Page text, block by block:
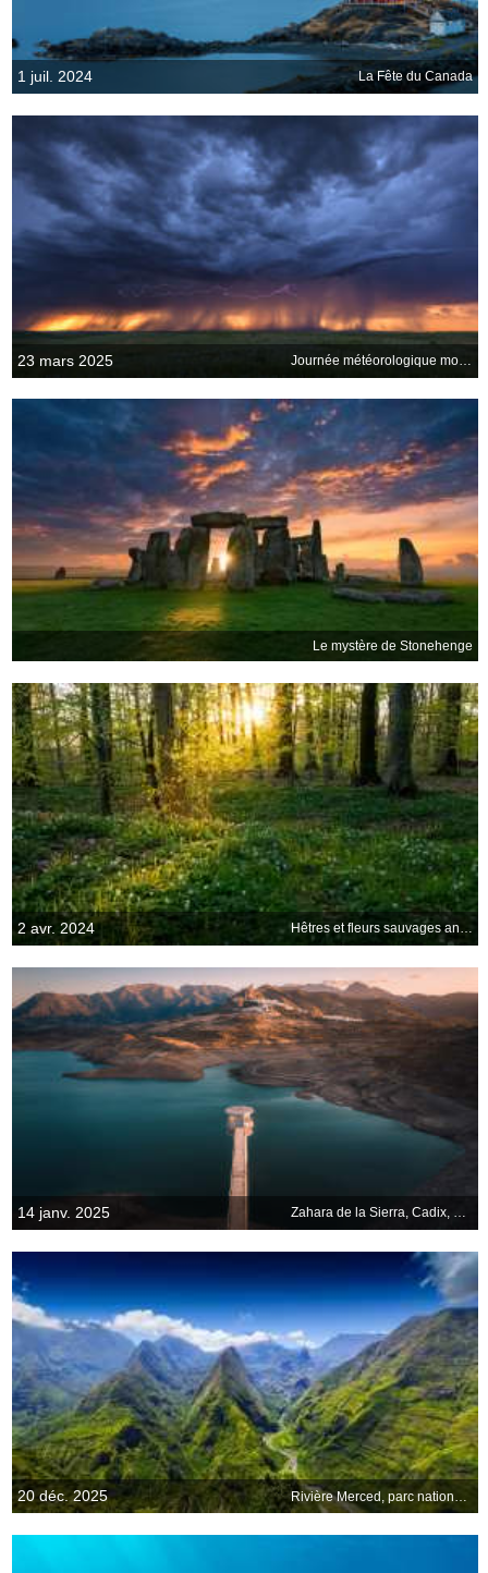
1 juil. 2024 La Fête du Canada
23 mars 2025 Journée météorologique mondiale
Le mystère de Stonehenge
2 avr. 2024 Hêtres et fleurs sauvages anémones, Jutland, Danemark
14 janv. 2025 Zahara de la Sierra, Cadix, Espagne
20 déc. 2025